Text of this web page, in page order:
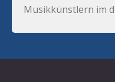
Musikkünstlern im